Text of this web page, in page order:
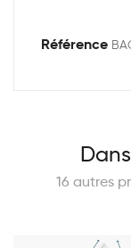
Référence
16 autres